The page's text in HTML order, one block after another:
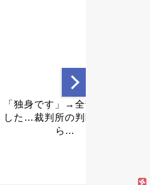
【続報】５歳男児不明事件
が急展開…遺体のようなも
の見つかる...